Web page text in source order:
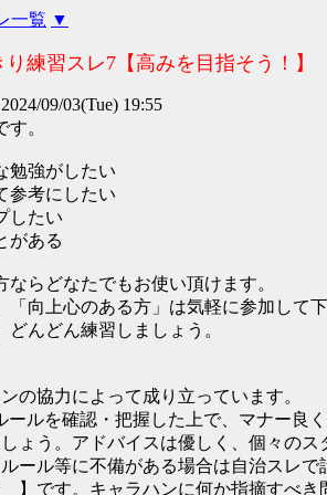
一覧 ▼
練習スレ7【高みを目指そう！】
09/03(Tue) 19:55
。
勉強がしたい
参考にしたい
したい
がある
らどなたでもお使い頂けます。
向上心のある方」は気軽に参加して下
んどん練習しましょう。
の協力によって成り立っています。
ルを確認・把握した上で、マナー良く
ょう。アドバイスは優しく、個々の
ール等に不備がある場合は自治スレで
す。キャラハンに何か指摘すべき問